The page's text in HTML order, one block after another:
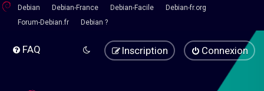
Debian Debian-France Debian-Facile
Debian-fr.org
Forum-Debian.fr
Debian ?
FAQ Connexion
Inscription